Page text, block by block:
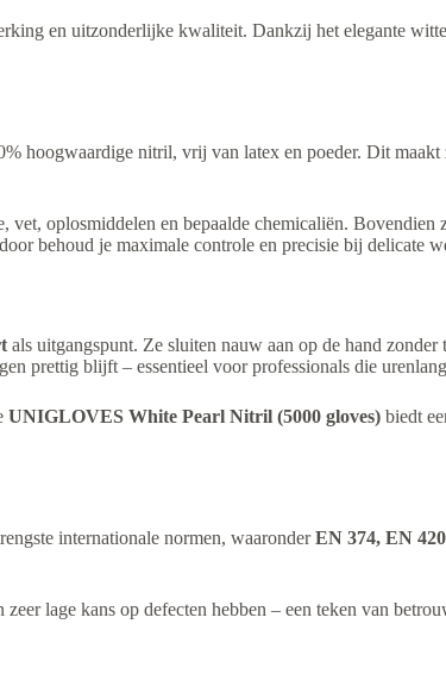
en uitzonderlijke kwaliteit. Dankzij het elegante
hoogwaardige nitril, vrij van latex en poeder. Dit maakt
vet, oplosmiddelen en bepaalde chemicaliën. Bovendien
behoud je maximale controle en precisie bij delicate
als uitgangspunt. Ze sluiten nauw aan op de hand
prettig blijft – essentieel voor professionals die
UNIGLOVES White Pearl Nitril (5000 gloves) biedt
internationale normen, waaronderEN 374, EN
zeer lage kans op defecten hebben – een teken van